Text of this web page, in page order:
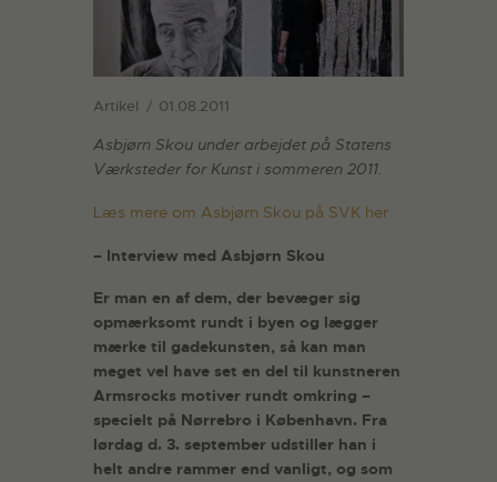
Artikel 01.08.2011
Asbjørn Skou under arbejdet på Statens
Værksteder for Kunst i sommeren 2011.
Læs mere om Asbjørn Skou på SVK her
– Interview med Asbjørn Skou
Er man en af dem, der bevæger sig
opmærksomt rundt i byen og lægger
mærke til gadekunsten, så kan man
meget vel have set en del til kunstneren
Armsrocks motiver rundt omkring –
specielt på Nørrebro i København. Fra
lørdag d. 3. september udstiller han i
helt andre rammer end vanligt, og som